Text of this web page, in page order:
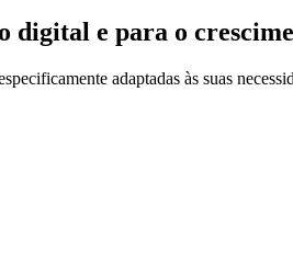
digital e para o
adaptadas às suas